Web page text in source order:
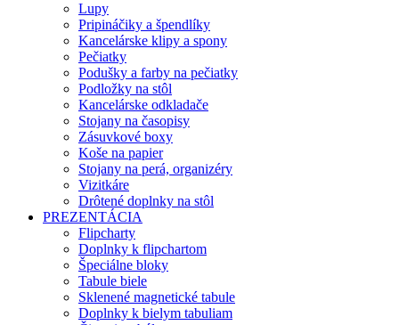
Lupy
Pripináčiky a špendlíky
Kancelárske klipy a spony
Pečiatky
Podušky a farby na pečiatky
Podložky na stôl
Kancelárske odkladače
Stojany na časopisy
Zásuvkové boxy
Koše na papier
Stojany na perá, organizéry
Vizitkáre
Drôtené doplnky na stôl
PREZENTÁCIA
Flipcharty
Doplnky k flipchartom
Špeciálne bloky
Tabule biele
Sklenené magnetické tabule
Doplnky k bielym tabuliam